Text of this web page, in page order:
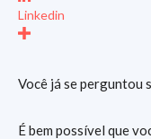
Linkedin
Você já se perguntou
É bem possível que